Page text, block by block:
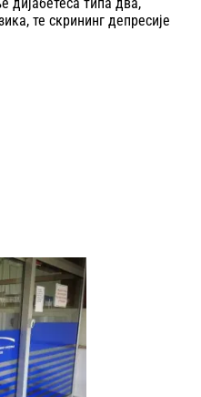
те скрининг депресије